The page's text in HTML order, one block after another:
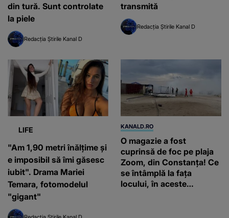
din tură. Sunt controlate
la piele
Redacția Știrile Kanal D
transmită
Redacția Știrile Kanal D
LIFE
"Am 1,90 metri înălțime și
e imposibil să îmi găsesc
iubit". Drama Mariei
Temara, fotomodelul
"gigant"
KANALD.RO
O magazie a fost
cuprinsă de foc pe plaja
Zoom, din Constanța! Ce
se întâmplă la fața
locului, în aceste